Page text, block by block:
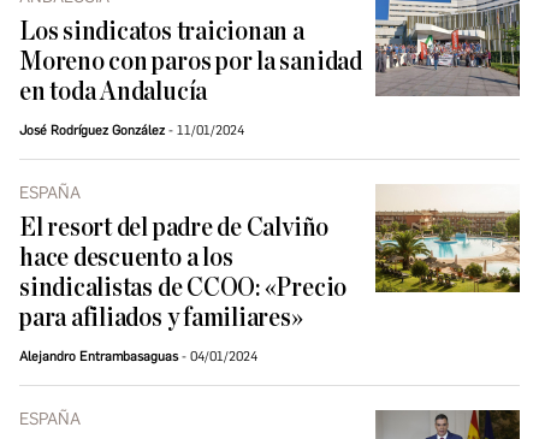
Los sindicatos traicionan a
Moreno con paros por la sanidad
en toda Andalucía
José Rodríguez González 11/01/2024
ESPAÑA
El resort del padre de Calviño
hace descuento a los
sindicalistas de CCOO: «Precio
para afiliados y familiares»
Alejandro Entrambasaguas 04/01/2024
ESPAÑA